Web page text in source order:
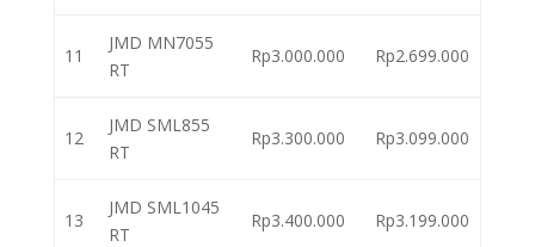
11
JMD MN7055
RT
Rp3.000.000 Rp2.699.000
12
JMD SML855
RT
Rp3.300.000 Rp3.099.000
13
JMD SML1045
RT
Rp3.400.000 Rp3.199.000